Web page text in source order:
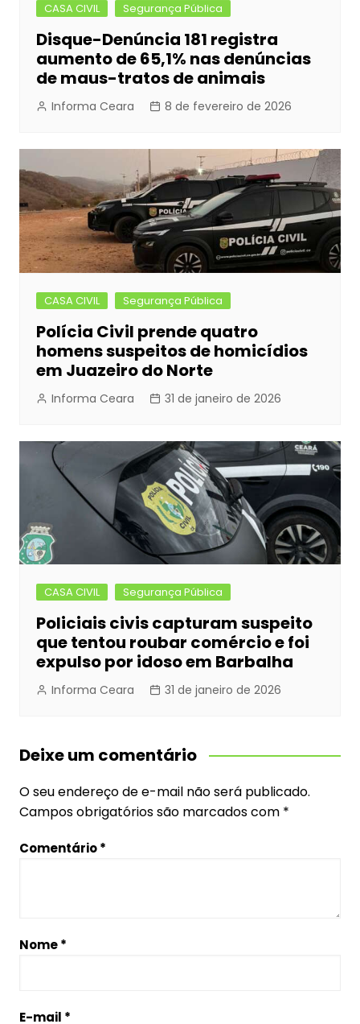
CASA CIVIL Segurança Pública
Disque-Denúncia 181 registra
aumento de 65,1% nas denúncias
de maus-tratos de animais
Informa Ceara 8 de fevereiro de 2026
CASA CIVIL Segurança Pública
Polícia Civil prende quatro
homens suspeitos de homicídios
em Juazeiro do Norte
Informa Ceara 31 de janeiro de 2026
CASA CIVIL Segurança Pública
Policiais civis capturam suspeito
que tentou roubar comércio e foi
expulso por idoso em Barbalha
Informa Ceara 31 de janeiro de 2026
Deixe um comentário
O seu endereço de e-mail não será publicado.
Campos obrigatórios são marcados com *
Comentário*
Nome*
E-mail *